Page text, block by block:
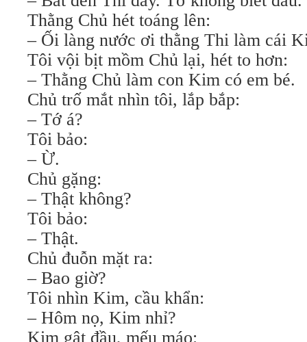
Thằng Chủ hét toáng lên:
– Ối làng nước ơi thằng Thi làm cái
Tôi vội bịt mồm Chủ lại, hét to hơn:
– Thằng Chủ làm con Kim có em bé.
Chủ trố mắt nhìn tôi, lắp bắp:
– Tớ á?
Tôi bảo:
– Ừ.
Chủ gặng:
– Thật không?
Tôi bảo:
– Thật.
Chủ đuỗn mặt ra:
– Bao giờ?
Tôi nhìn Kim, cầu khẩn:
– Hôm nọ, Kim nhỉ?
Kim gật đầu, mếu máo: